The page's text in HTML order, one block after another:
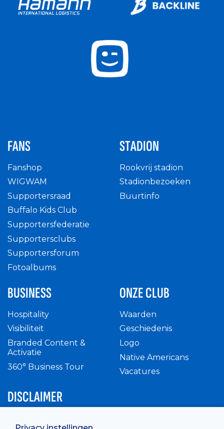
FANS
Fanshop
WIGWAM
Supportersraad
Buffalo Kids Club
Supportersfederatie
Supportersclubs
Supportersforum
Fotoalbums
STADION
Rookvrij stadion
Stadionbezoeken
Buurtinfo
BUSINESS
Hospitality
Visibiliteit
Branded Content &
Activatie
360° Business Tour
ONZE CLUB
Waarden
Geschiedenis
Logo
Native Americans
Vacatures
DISCLAIMER